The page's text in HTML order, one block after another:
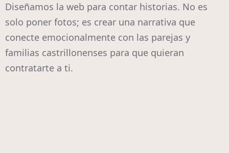
Diseñamos la web para contar historias. No es
solo poner fotos; es crear una narrativa que
conecte emocionalmente con las parejas y
familias castrillonenses para que quieran
contratarte a ti.